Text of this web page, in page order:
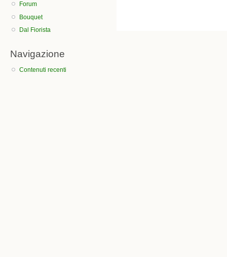
Forum
Bouquet
Dal Fiorista
Navigazione
Contenuti recenti